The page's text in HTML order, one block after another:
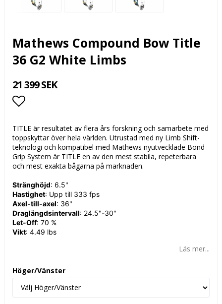
Mathews Compound Bow Title
36 G2 White Limbs
21 399 SEK
Lägg till i favoritlistan
TITLE är resultatet av flera års forskning och samarbete med
toppskyttar över hela världen. Utrustad med ny Limb Shift-
teknologi och kompatibel med Mathews nyutvecklade Bond
Grip System är TITLE en av den mest stabila, repeterbara
och mest exakta bågarna på marknaden.
Stränghöjd: 6.5"
Hastighet: Upp till 333 fps
Axel-till-axel: 36"
Draglängdsintervall: 24.5"-30"
Let-Off: 70 %
Vikt: 4.49 lbs
Läs mer...
Höger/Vänster